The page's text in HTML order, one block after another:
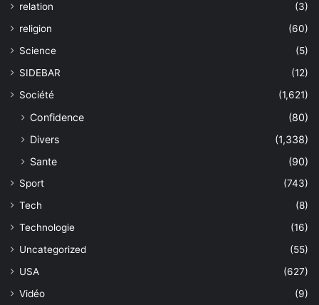
relation
(3)
religion
(60)
Science
(5)
SIDEBAR
(12)
Société
(1,621)
Confidence
(80)
Divers
(1,338)
Sante
(90)
Sport
(743)
Tech
(8)
Technologie
(16)
Uncategorized
(55)
USA
(627)
Vidéo
(9)